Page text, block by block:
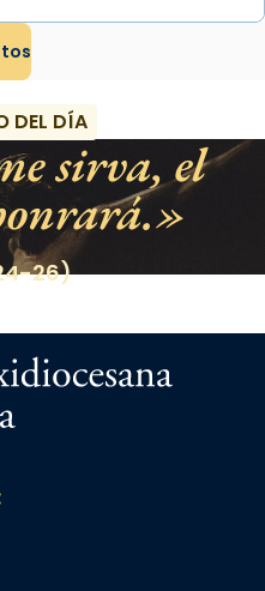
DEL DÍA
sirva, el
26)
Cristiana